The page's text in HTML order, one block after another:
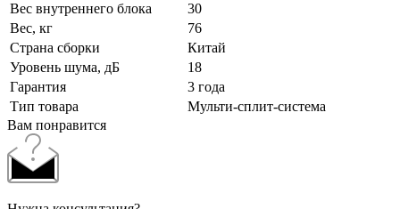
Вес внутреннего блока
30
Вес, кг
76
Страна сборки
Китай
Уровень шума, дБ
18
Гарантия
3 года
Тип товара
Мульти-сплит-система
Вам понравится